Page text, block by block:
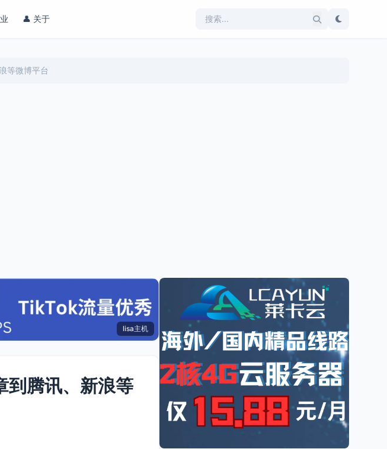
👤 关于
等微博平台
lisa主机
到腾讯、新浪等